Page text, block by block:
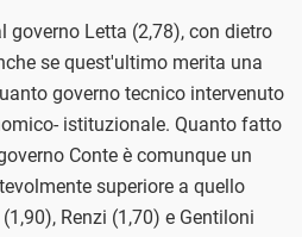
governo Letta (2,78), con dietro
se quest'ultimo merita una
governo tecnico intervenuto
istituzionale. Quanto fatto
Conte è comunque un
superiore a quello
Renzi (1,70) e Gentiloni